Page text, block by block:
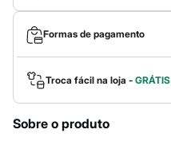
Cintos
Óculos
Relógios
Chinelos
Rasteirinhas
Sandálias
Sapatilhas
Formas de pagamento
Troca fácil na loja - GRÁTIS
Sobre o produto